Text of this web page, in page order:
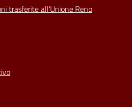
trasferite all'Unione Reno